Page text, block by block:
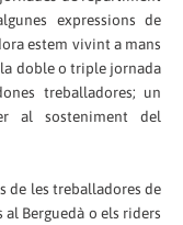
expressions de
estem vivint amans
doble o triple jornada
treballadores; un
al sosteniment del
de les treballadores de
Berguedà o els riders